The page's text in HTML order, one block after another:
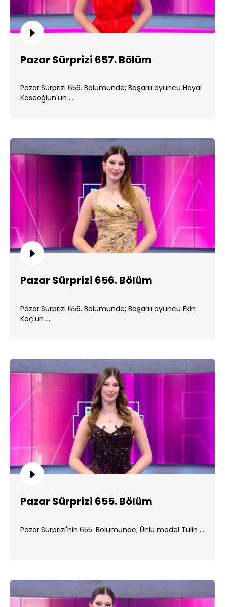
Pazar Sürprizi 657. Bölüm
Pazar Sürprizi 656. Bölümünde; Başarılı oyuncu Hayal
Köseoğlun'un ...
Pazar Sürprizi 656. Bölüm
Pazar Sürprizi 656. Bölümünde; Başarılı oyuncu Ekin
Koç'un ...
Pazar Sürprizi 655. Bölüm
Pazar Sürprizi'nin 655. Bölümünde; Ünlü model Tülin ...